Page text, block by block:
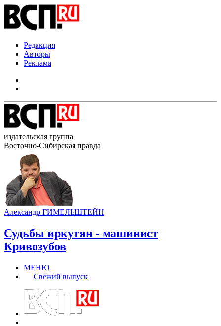
Редакция
Авторы
Реклама
издательская группа
Восточно-Сибирская правда
Александр ГИМЕЛЬШТЕЙН
Судьбы иркутян - машинист
Кривозубов
МЕНЮ
Свежий выпуск